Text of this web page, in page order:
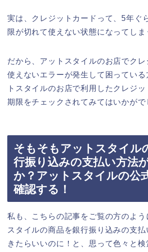
実は、クレジットカードって、5年ぐ
限が切れて使えない状態になってしま
だから、アットスタイルのお店でク
使えないエラーが発生して困っている
トスタイルのお店で利用したクレジ
期限をチェックされてみてはいかがで
そもそもアットスタイル
行振り込みの支払い方法
か？アットスタイルの公
確認する！
私も、こちらの記事をご覧の方のよう
スタイルの商品を銀行振り込みの支
きたらいいのに！と、思って色々と